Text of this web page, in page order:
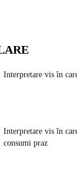
Interpretare vis în
Interpretare vis în
consumi praz